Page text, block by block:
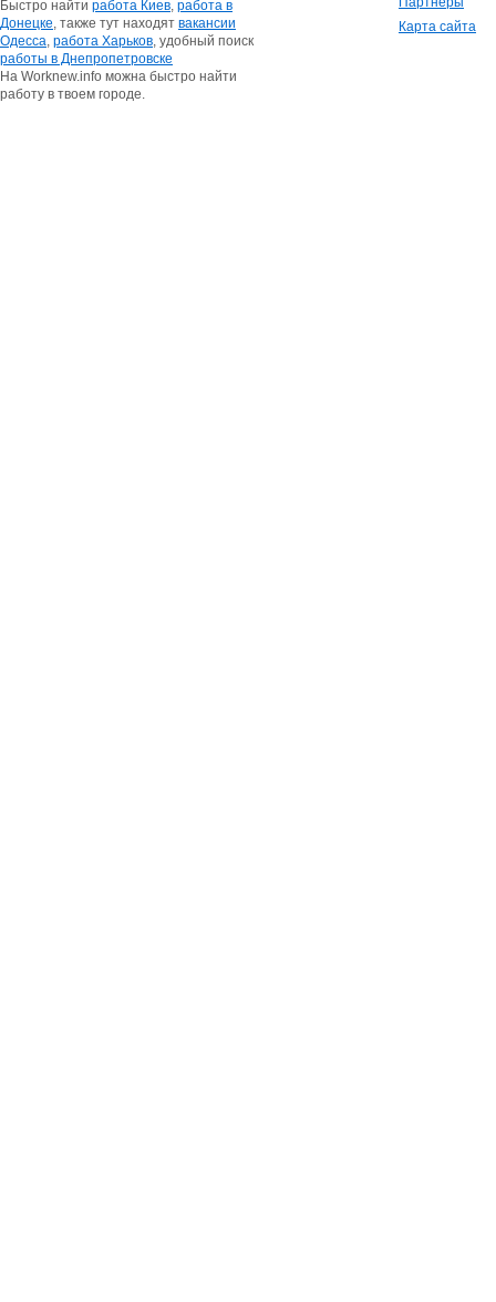
Быстро найти работа Киев, работа в
Донецке, также тут находят вакансии
Одесса, работа Харьков, удобный поиск
работы в Днепропетровске
На Worknew.info можна быстро найти
работу в твоем городе.
Карта сайта